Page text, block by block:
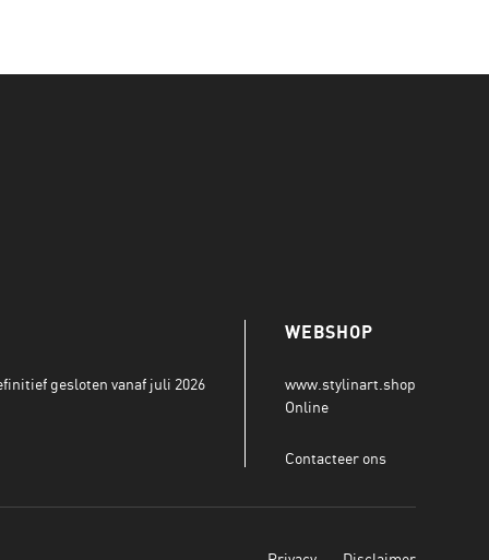
gesloten vanaf juli 2026
WEBSHOP
www.stylinart.shop
Online
Contacteer ons